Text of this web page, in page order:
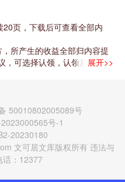
！狱警一愣，然后急忙抓起
鼎有名的杀手之王，因暗杀
当中一个庞大组织的首领，
了，屠夫嫌食堂的菜不好闹
狱警慌慌张张跑了进来。齐等
阀，视人命如草芥的枭雄！二
雪国上将一家的夜魔又发疯
不由觉得有些头疼，刚刚写好
他打断自己的两条腿，老老实
把他扔进粪坑里泡一天！狱警
页，下载后可查看全部内
所产生的收益全部归内容提
，可选择认领，认领后既往收
之情形，可联系本站下载客
（无值守，支持
。
展开>>
50010802005089号
号-1
20230180
文可居文库版权所有 违法与
话：12377